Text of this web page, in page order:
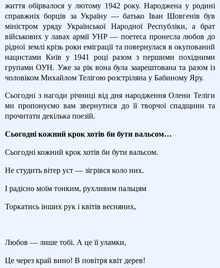
життя обірвалося у лютому 1942 року. Народжена у родині
справжніх борців за Україну — батько Іван Шовгенів був
міністром уряду Української Народної Республіки, а брат
військових у лавах армії УНР — поетеса пронесла любов до
рідної землі крізь роки еміграції та повернулася в окупований
нацистами Київ у 1941 році разом з першими похідними
групами ОУН. Уже за рік вона була заарештована та разом із
чоловіком Михайлом Телігою розстріляна у Бабиному Яру.
Сьогодні з нагоди річниці від дня народження Олени Теліги
ми пропонуємо вам звернутися до її творчої спадщини та
прочитати декілька поезій.
Сьогодні кожний крок хотів би бути вальсом…
Сьогодні кожний крок хотів би бути вальсом.
Не студить вітер уст — зігрівся коло них.
І радісно моїм тонким, рухливим пальцям
Торкатись інших рук і квітів весняних,
Любов — лише тобі. А це її уламки,
Це через край вино! В повітря квіт дерев!